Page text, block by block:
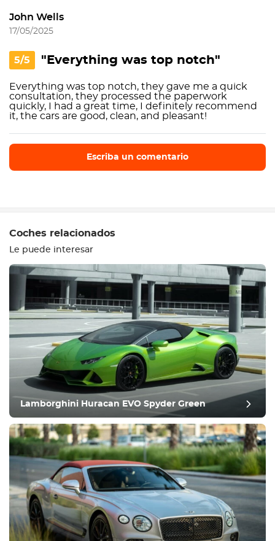
John Wells
17/05/2025
5/5 "Everything was top notch"
Everything was top notch, they gave me a quick
consultation, they processed the paperwork
quickly, I had a great time, I definitely recommend
it, the cars are good, clean, and pleasant!
Escriba un comentario
Equipamiento
Cómodo
Climatización
Conducir
Condición
Coches relacionados
Le puede interesar
Lamborghini Huracan EVO Spyder Green